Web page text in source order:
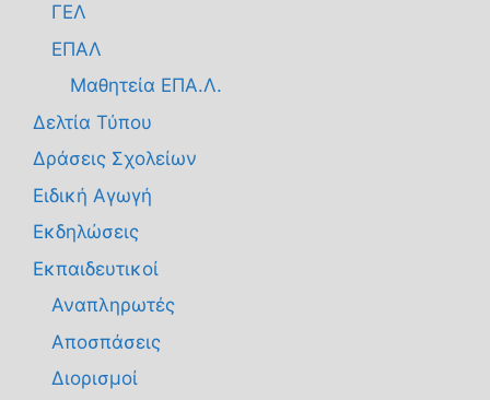
ΓΕΛ
ΕΠΑΛ
Μαθητεία ΕΠΑ.Λ.
Δελτία Τύπου
Δράσεις Σχολείων
Ειδική Αγωγή
Εκδηλώσεις
Εκπαιδευτικοί
Αναπληρωτές
Αποσπάσεις
Διορισμοί